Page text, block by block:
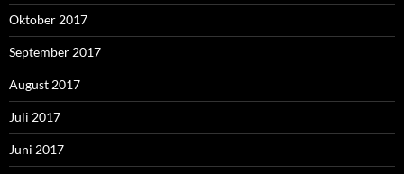
Oktober 2017
September 2017
August 2017
Juli 2017
Juni 2017